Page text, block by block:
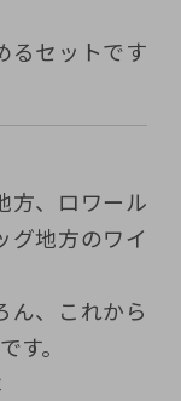
るセットです
方、ロワール
グ地方のワイ
ん、これから
す。